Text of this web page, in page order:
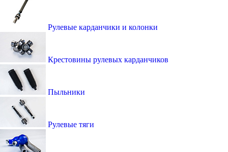
Рулевые карданчики и колонки
Крестовины рулевых карданчиков
Пыльники
Рулевые тяги